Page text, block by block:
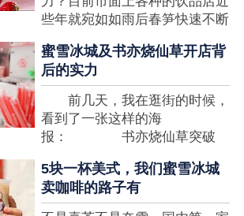
都会了解我开一家蜜雪冰城要多
少钱?....
些年就宛如如雨后春笋快速不断
有运营不小心便会被取代，由于
受年青人的喜爱，再加全国人民
的经济发展水准提升，奶茶饮品
行业发展趋势快速，因此 这一
制造行业有着十分....
蜜雪冰城及书亦烧仙草开店背
后的实力
前几天，我在逛街的时候，
看到了一张这样的海
报： 书亦烧仙草突破
了，这个连名字都没怎么听过的
奶茶店，怎么就悄咪咪地开了这
么多家了？ 也许大家对
5块一杯美式，我们蜜雪冰城
卖咖啡的路子有